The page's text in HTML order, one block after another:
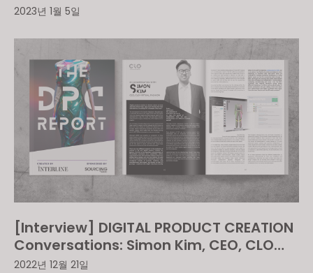
2023년 1월 5일
[Interview] DIGITAL PRODUCT CREATION
Conversations: Simon Kim, CEO, CLO
Virtual Fashion
2022년 12월 21일